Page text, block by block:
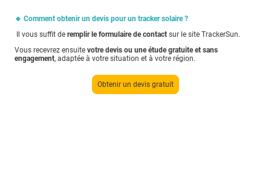
🔹 Comment obtenir un devis pour un tracker solaire ?
Il vous suffit de remplir le formulaire de contact sur le site TrackerSun.
Vous recevrez ensuite votre devis ou une étude gratuite et sans
engagement, adaptée à votre situation et à votre région.
Obtenir un devis gratuit